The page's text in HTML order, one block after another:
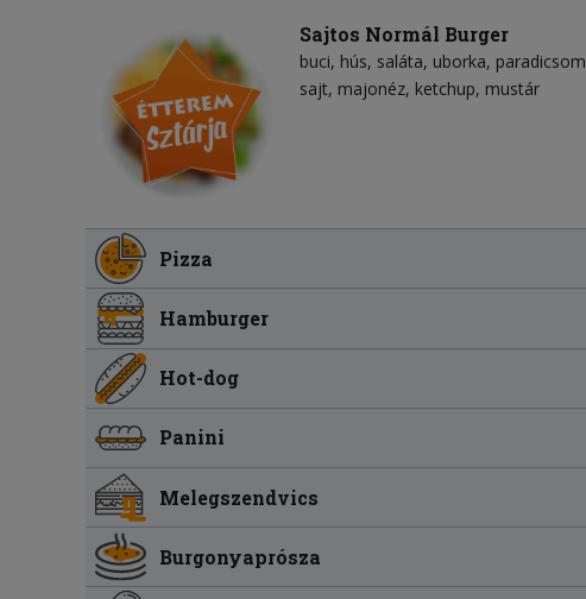
Sajtos Normál Burger
buci hús saláta uborka paradicsom
sajt majonéz ketchup mustár
Pizza
Hamburger
Hot-dog
Panini
Melegszendvics
Burgonyaprósza